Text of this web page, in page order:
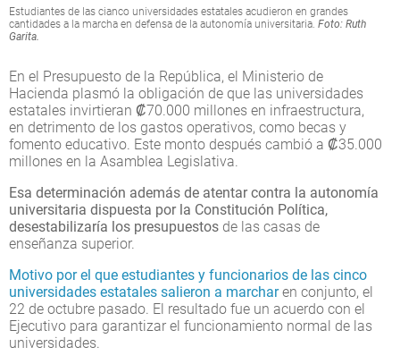
Estudiantes de las cianco universidades estatales acudieron en grandes
cantidades a la marcha en defensa de la autonomía universitaria. Foto: Ruth
Garita.
En el Presupuesto de la República, el Ministerio de
Hacienda plasmó la obligación de que las universidades
estatales invirtieran ₡70.000 millones en infraestructura,
en detrimento de los gastos operativos, como becas y
fomento educativo. Este monto después cambió a ₡35.000
millones en la Asamblea Legislativa.
Esa determinación además de atentar contra la autonomía
universitaria dispuesta por la Constitución Política,
desestabilizaría los presupuestos de las casas de
enseñanza superior.
Motivo por el que estudiantes y funcionarios de las cinco
universidades estatales salieron a marcharen conjunto, el
22 de octubre pasado. El resultado fue un acuerdo con el
Ejecutivo para garantizar el funcionamiento normal de las
universidades.